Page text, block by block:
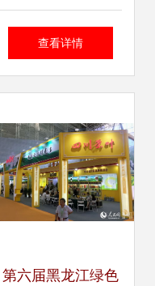
——江津区首届书
开幕
查看详情
第六届黑龙江绿色